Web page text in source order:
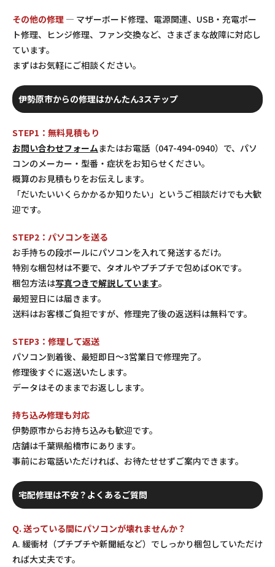
その他の修理 — マザーボード修理、電源関連、USB・充電ポー
ト修理、ヒンジ修理、ファン交換など、さまざまな故障に対応し
ています。
まずはお気軽にご相談ください。
伊勢原市からの修理はかんたん3ステップ
STEP1：無料見積もり
お問い合わせフォームまたはお電話（047-494-0940）で、パソ
コンのメーカー・型番・症状をお知らせください。
概算のお見積もりをお伝えします。
「だいたいいくらかかるか知りたい」というご相談だけでも大歓
迎です。
STEP2：パソコンを送る
お手持ちの段ボールにパソコンを入れて発送するだけ。
特別な梱包材は不要で、タオルやプチプチで包めばOKです。
梱包方法は写真つきで解説しています。
最短翌日には届きます。
送料はお客様ご負担ですが、修理完了後の返送料は無料です。
STEP3：修理して返送
パソコン到着後、最短即日〜3営業日で修理完了。
修理後すぐに返送いたします。
データはそのままでお返しします。
持ち込み修理も対応
伊勢原市からお持ち込みも歓迎です。
店舗は千葉県船橋市にあります。
事前にお電話いただければ、お待たせせずご案内できます。
宅配修理は不安？よくあるご質問
Q. 送っている間にパソコンが壊れませんか？
A. 緩衝材（プチプチや新聞紙など）でしっかり梱包していただけ
れば大丈夫です。